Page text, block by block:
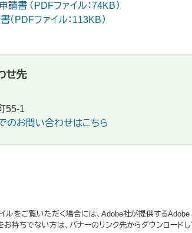
請書 （PDFファイル：74KB）
（PDFファイル：113KB）
せ先
55-1
のお問い合わせはこちら
ルをご覧いただく場合には、Adobe社が提供するAdobe
持ちでない方は、バナーのリンク先からダウンロードし